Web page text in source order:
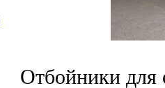
Отбойники для